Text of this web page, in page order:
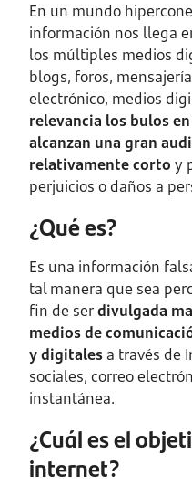
En un mundo
información nos llega
los múltiples medios
blogs, foros,
electrónico, medios
relevancia los bulos
alcanzan una gran
relativamente corto y
perjuicios o daños a
¿Qué es?
Es una información
tal manera que sea
fin de serdivulgada
medios de
y digitalesa través de
sociales, correo
instantánea.
¿Cuál es el
internet?